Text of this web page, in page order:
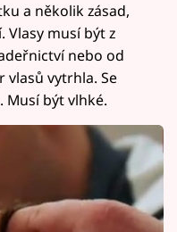
a několik zásad,
Vlasy musí být z
nebo od
vlasů vytrhla. Se
Musí být vlhké.